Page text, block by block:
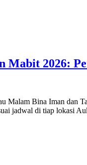
Mabit 2026:
Malam Bina Iman dan
jadwal di tiap lokasi